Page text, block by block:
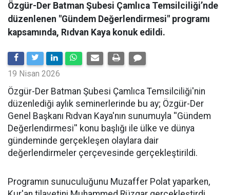
Özgür-Der Batman Şubesi Çamlıca Temsilciliği’nde
düzenlenen "Gündem Değerlendirmesi" programı
kapsamında, Rıdvan Kaya konuk edildi.
19 Nisan 2026
​Özgür-Der Batman Şubesi Çamlıca Temsilciliği'nin
düzenlediği aylık seminerlerinde bu ay; Özgür-Der
Genel Başkanı Rıdvan Kaya'nın sunumuyla ''Gündem
Değerlendirmesi'' konu başlığı ile ülke ve dünya
gündeminde gerçekleşen olaylara dair
değerlendirmeler çerçevesinde gerçekleştirildi.
Programın sunuculuğunu Muzaffer Polat yaparken,